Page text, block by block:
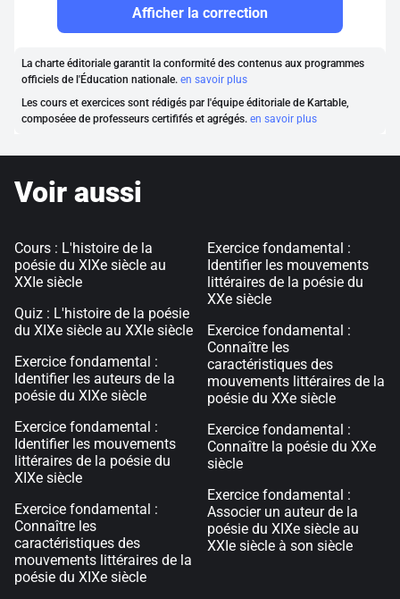
Afficher la correction
La charte éditoriale garantit la conformité des contenus aux programmes
officiels de l'Éducation nationale. en savoir plus
Les cours et exercices sont rédigés par l'équipe éditoriale de Kartable,
composéee de professeurs certififés et agrégés. en savoir plus
Voir aussi
Cours : L'histoire de la
poésie du XIXe siècle au
XXIe siècle
Quiz : L'histoire de la poésie
du XIXe siècle au XXIe siècle
Exercice fondamental :
Identifier les auteurs de la
poésie du XIXe siècle
Exercice fondamental :
Identifier les mouvements
littéraires de la poésie du
XIXe siècle
Exercice fondamental :
Connaître les
caractéristiques des
mouvements littéraires de la
poésie du XIXe siècle
Exercice fondamental :
Identifier les mouvements
littéraires de la poésie du
XXe siècle
Exercice fondamental :
Connaître les
caractéristiques des
mouvements littéraires de la
poésie du XXe siècle
Exercice fondamental :
Connaître la poésie du XXe
siècle
Exercice fondamental :
Associer un auteur de la
poésie du XIXe siècle au
XXIe siècle à son siècle